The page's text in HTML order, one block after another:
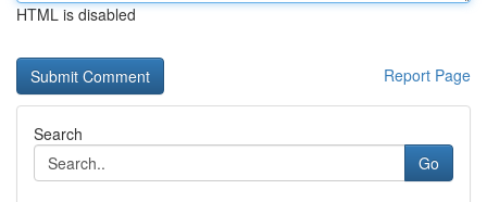
HTML is disabled
Report Page
Search
Go